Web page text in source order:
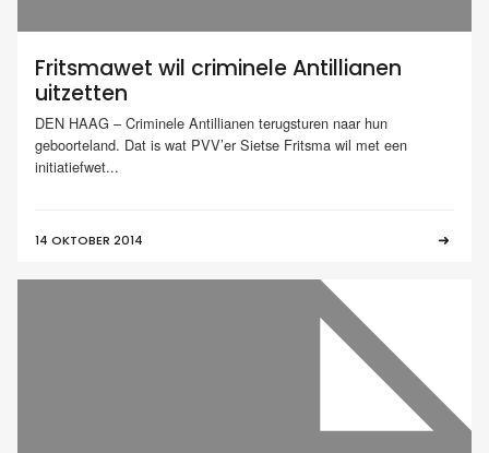
Fritsmawet wil criminele Antillianen
uitzetten
DEN HAAG – Criminele Antillianen terugsturen naar hun
geboorteland. Dat is wat PVV’er Sietse Fritsma wil met een
initiatiefwet...
14 OKTOBER 2014